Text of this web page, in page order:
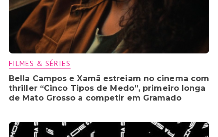
FILMES & SÉRIES
Bella Campos e Xamã estreiam no cinema com
thriller “Cinco Tipos de Medo”, primeiro longa
de Mato Grosso a competir em Gramado